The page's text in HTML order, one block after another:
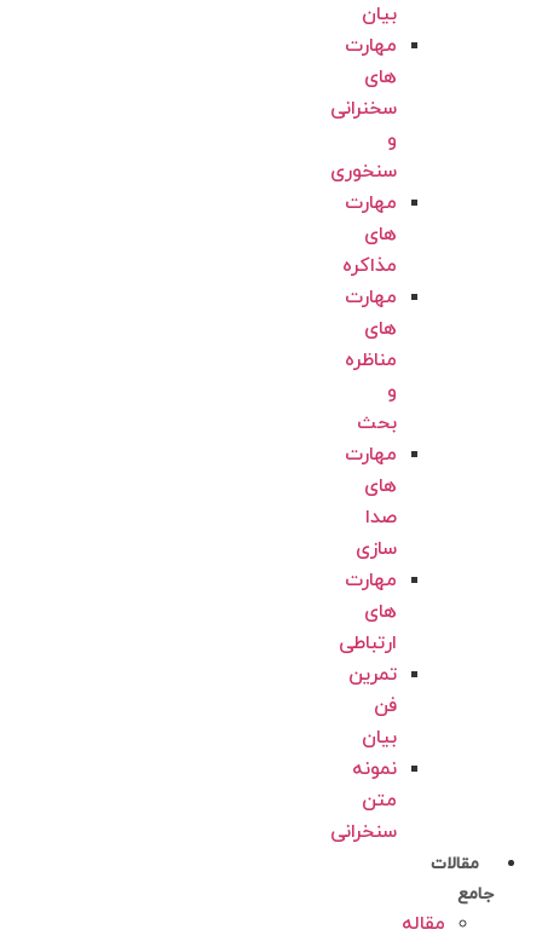
بیان
مهارت
های
سخنرانی
سنخوری
مهارت
های
مذاکره
مهارت
های
مناظره
بحث
مهارت
های
صدا
سازی
مهارت
های
ارتباطی
تمرین
فن
بیان
نمونه
متن
سنخرانی
مقالات
جامع
مقاله